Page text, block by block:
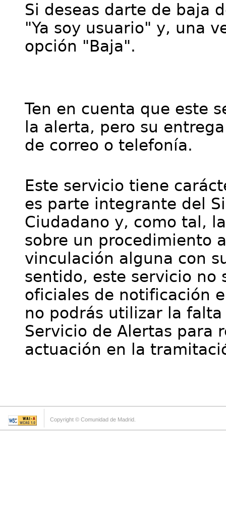
Si deseas darte de baja
"Ya soy usuario" y, una
opción "Baja".
Ten en cuenta que este
la alerta, pero su
de correo o telefonía.
Este servicio tiene
es parte integrante del
Ciudadano y, como tal,
sobre un procedimiento
vinculación alguna con
sentido, este servicio no
oficiales de notificación
no podrás utilizar la
Servicio de Alertas para
actuación en la
Copyright © Comunidad de Madrid.